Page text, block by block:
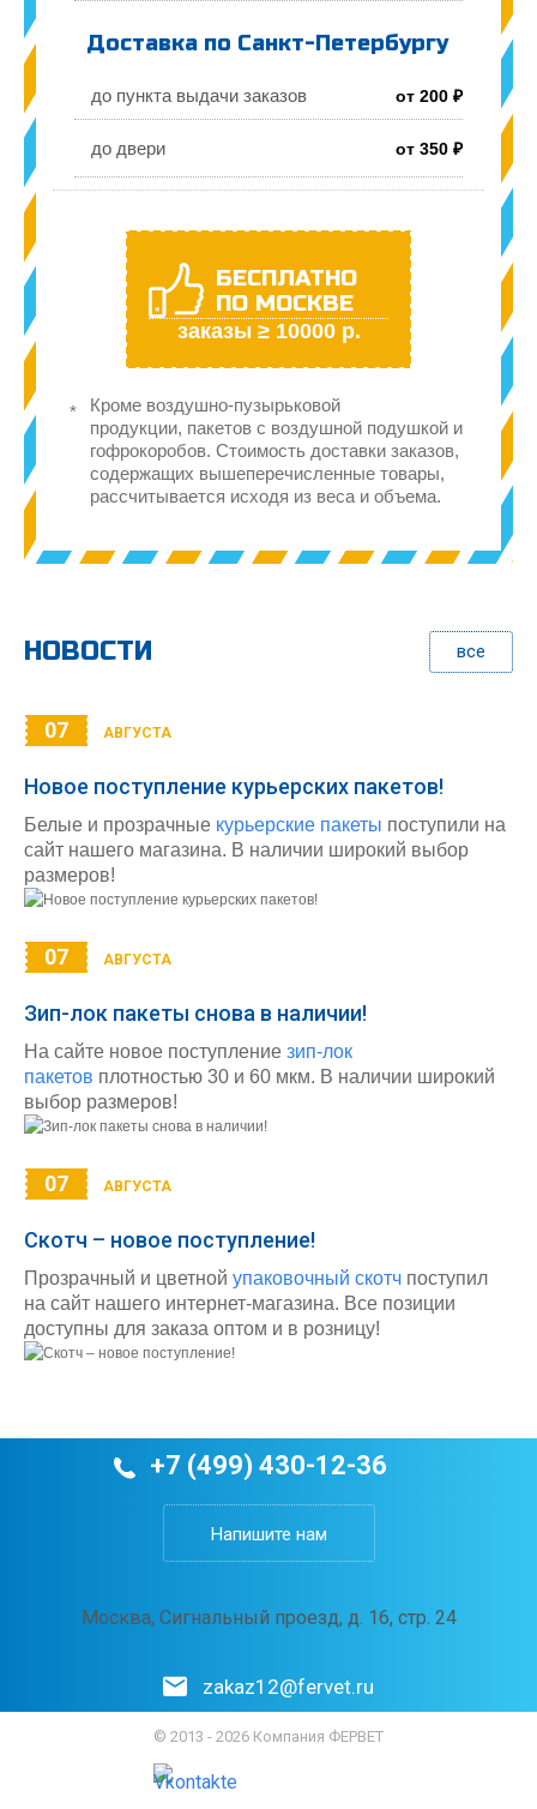
Доставка по Санкт-Петербургу
до пункта выдачи заказов от 200 ₽
до двери от 350 ₽
БЕСПЛАТНО
ПО МОСКВЕ
заказы ≥ 10000 р.
Кроме воздушно-пузырьковой
продукции, пакетов с воздушной подушкой и
гофрокоробов. Стоимость доставки заказов,
содержащих вышеперечисленные товары,
рассчитывается исходя из веса и объема.
НОВОСТИ все
07 АВГУСТА
Новое поступление курьерских пакетов!
Белые и прозрачные курьерские пакеты поступили на
сайт нашего магазина. В наличии широкий выбор
размеров!
07 АВГУСТА
Зип-лок пакеты снова в наличии!
На сайте новое поступление зип-лок
пакетов плотностью 30 и 60 мкм. В наличии широкий
выбор размеров!
07 АВГУСТА
Скотч – новое поступление!
Прозрачный и цветной упаковочный скотч поступил
на сайт нашего интернет-магазина. Все позиции
доступны для заказа оптом и в розницу!
+7 (499) 430-12-36
Напишите нам
Москва, Сигнальный проезд, д. 16, стр. 24
zakaz12@fervet.ru
© 2013 - 2026 Компания ФЕРВЕТ